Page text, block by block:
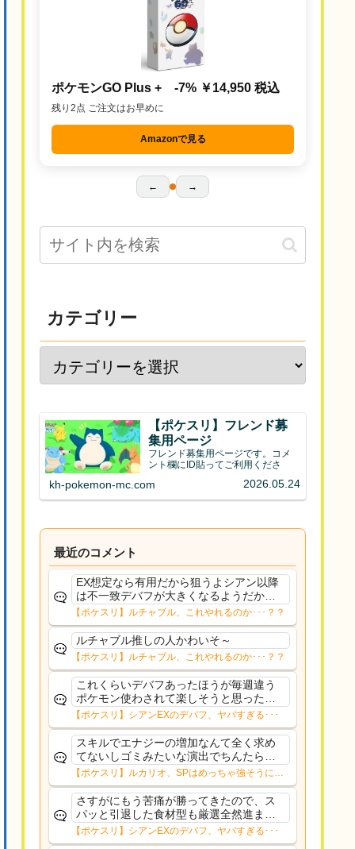
ポケモンGO Plus + -7% ￥14,950 税込
残り2点 ご注文はお早めに
Amazonで見る
← →
カテゴリー
【ポケスリ】フレンド募
集用ページ
フレンド募集用ページです。コメ
ント欄にID貼ってご利用くださ
kh-pokemon-mc.com 2026.05.24
最近のコメント
EX想定なら有用だから狙うよシアン以降
は不一致デバフが大きくなるようだから
食材役の択も増やしておきたい
【ポケスリ】ルチャブル、これやれるのか･･･？？
ルチャブル推しの人かわいそ～
【ポケスリ】ルチャブル、これやれるのか･･･？？
これくらいデバフあったほうが毎週違う
ポケモン使わされて楽しそうと思ったけ
どここの雰囲気見てるとそう思えるのは
手持ち揃ってるからなのかももうちょい
バフあってもよかったかもね
【ポケスリ】シアンEXのデバフ、ヤバすぎる･･･
スキルでエナジーの増加なんて全く求め
てないしゴミみたいな演出でちんたら長
いしもう使わんからルカリオに入れた金
種マジで返してほしいわ
【ポケスリ】ルカリオ、SPはめっちゃ強そうにな
ったな
さすがにもう苦痛が勝ってきたので、ス
パッと引退した食材型も厳選全然進まん
っていうかAAAですら出てこなくなった
しもういいやなんか、疲れた
【ポケスリ】シアンEXのデバフ、ヤバすぎる･･･